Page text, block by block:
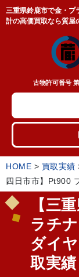
三重県鈴鹿市で金・プ
計の高価買取なら質屋
古物許可番号
HOME > 買取実績
四日市市】Pt900
1.20ct 7.4g 買取実
【三
ラチ
ダイ
取実